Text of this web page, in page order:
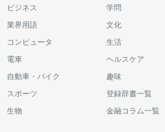
ビジネス 学問
業界用語 文化
コンピュータ 生活
電車 ヘルスケア
自動車・バイク 趣味
スポーツ 登録辞書一覧
生物 金融コラム一覧